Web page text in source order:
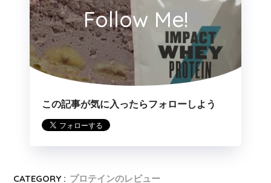
Follow Me!
この記事が気に入ったらフォローしよう
CATEGORY : プロテインのレビュー